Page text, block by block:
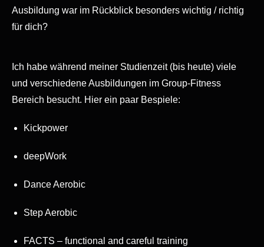
Ausbildung war im Rückblick besonders wichtig / richtig
für dich?
Ich habe während meiner Studienzeit (bis heute) viele
und verschiedene Ausbildungen im Group-Fitness
Bereich besucht. Hier ein paar Bespiele:
Kickpower
deepWork
Dance Aerobic
Step Aerobic
FACTS – functional and careful training